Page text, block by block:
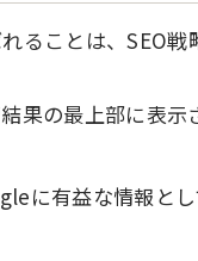
ることは、SEO戦
果の最上部に表示
に有益な情報と